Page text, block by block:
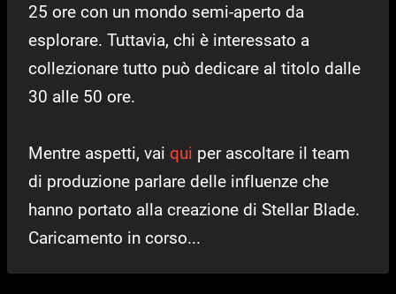
25 ore con un mondo semi-aperto da
esplorare. Tuttavia, chi è interessato a
collezionare tutto può dedicare al titolo dalle
30 alle 50 ore.
Mentre aspetti, vai qui per ascoltare il team
di produzione parlare delle influenze che
hanno portato alla creazione di Stellar Blade.
Caricamento in corso...